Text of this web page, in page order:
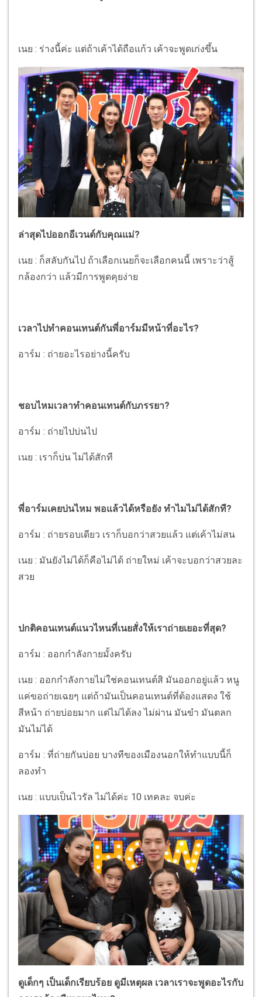
เนย : ร่างนี้ค่ะ แต่ถ้าเค้าได้ถือแก้ว เค้าจะพูดเก่งขึ้น
ล่าสุดไปออกอีเวนต์กับคุณแม่?
เนย : ก็สลับกันไป ถ้าเลือกเนยก็จะเลือกคนนี้ เพราะว่าสู้
กล้องกว่า แล้วมีการพูดคุยง่าย
เวลาไปทำคอนเทนต์กันพี่อาร์มมีหน้าที่อะไร?
อาร์ม : ถ่ายอะไรอย่างนี้ครับ
ชอบไหมเวลาทำคอนเทนต์กับภรรยา?
อาร์ม : ถ่ายไปบ่นไป
เนย : เราก็บ่น ไม่ได้สักที
พี่อาร์มเคยบ่นไหม พอแล้วได้หรือยัง ทำไมไม่ได้สักที?
อาร์ม : ถ่ายรอบเดียว เราก็บอกว่าสวยแล้ว แต่เค้าไม่สน
เนย : มันยังไม่ได้ก็คือไม่ได้ ถ่ายใหม่ เค้าจะบอกว่าสวยละ
สวย
ปกติคอนเทนต์แนวไหนที่เนยสั่งให้เราถ่ายเยอะที่สุด?
อาร์ม : ออกกำลังกายมั้งครับ
เนย : ออกกำลังกายไม่ใช่คอนเทนต์สิ มันออกอยู่แล้ว หนู
แค่ขอถ่ายเฉยๆ แต่ถ้ามันเป็นคอนเทนต์ที่ต้องแสดง ใช้
สีหน้า ถ่ายบ่อยมาก แต่ไม่ได้ลง ไม่ผ่าน มันขำ มันตลก
มันไม่ได้
อาร์ม : ที่ถ่ายกันบ่อย บางทีของเมืองนอกให้ทำแบบนี้ก็
ลองทำ
เนย : แบบเป็นไวรัล ไม่ได้ค่ะ 10 เทคละ จบค่ะ
ดูเด็กๆ เป็นเด็กเรียบร้อย ดูมีเหตุผล เวลาเราจะพูดอะไรกับ